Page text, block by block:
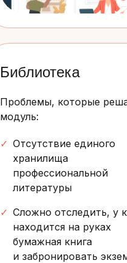
Библиотека
✓ Сложно отследить, у
находится на руках
бумажная книга
и забронировать
✓ Отсутствие единого
хранилища
профессиональной
литературы
Проблемы, которые
модуль: